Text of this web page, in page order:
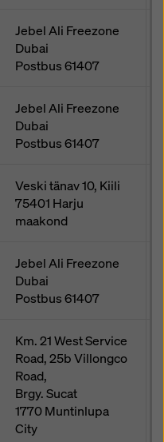
Jebel Ali Freezone
Dubai
Postbus61407
Jebel Ali Freezone
Dubai
Postbus61407
Veski tänav 10, Kiili
75401 Harju
maakond
Jebel Ali Freezone
Dubai
Postbus61407
Km. 21 West Service
Road, 25b Villongco
Road,
Brgy. Sucat
1770Muntinlupa
City